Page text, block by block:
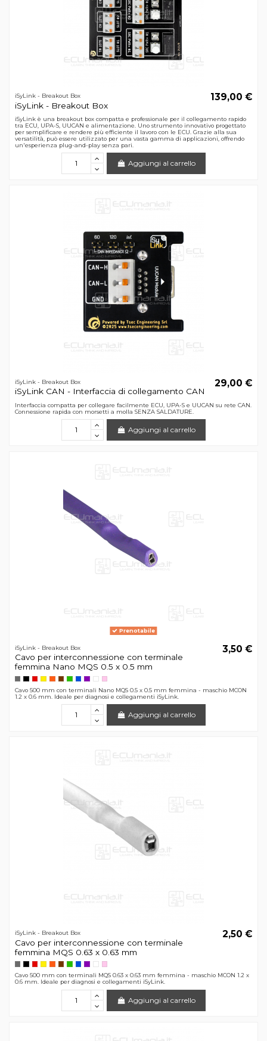
iSyLink - Breakout Box
iSyLink - Breakout Box
139,00 €
iSyLink è una breakout box compatta e professionale per il collegamento rapido
tra ECU, UPA-S, UUCAN e alimentazione. Uno strumento innovativo progettato
per semplificare e rendere più efficiente il lavoro con le ECU. Grazie alla sua
versatilità, può essere utilizzato per una vasta gamma di applicazioni, offrendo
un'esperienza plug-and-play senza pari.
Aggiungi al carrello
iSyLink - Breakout Box
iSyLink CAN - Interfaccia di collegamento CAN
29,00 €
Interfaccia compatta per collegare facilmente ECU, UPA-S e UUCAN su rete CAN.
Connessione rapida con morsetti a molla SENZA SALDATURE.
Aggiungi al carrello
Prenotabile
iSyLink - Breakout Box
Cavo per interconnessione con terminale
femmina Nano MQS 0.5 x 0.5 mm
3,50 €
Cavo 500 mm con terminali Nano MQS 0.5 x 0.5 mm femmina - maschio MCON
1.2 x 0.6 mm. Ideale per diagnosi e collegamenti iSyLink.
Aggiungi al carrello
iSyLink - Breakout Box
Cavo per interconnessione con terminale
femmina MQS 0.63 x 0.63 mm
2,50 €
Cavo 500 mm con terminali MQS 0.63 x 0.63 mm femmina - maschio MCON 1.2 x
0.6 mm. Ideale per diagnosi e collegamenti iSyLink.
Aggiungi al carrello